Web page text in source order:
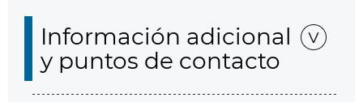
Información adicional
y puntos de contacto